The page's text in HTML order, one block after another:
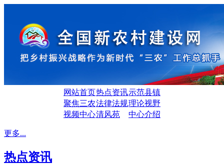
网站首页热点资讯示范县镇
聚焦三农法律法规理论视野
视频中心清风苑 中心介绍
更多...
热点资讯